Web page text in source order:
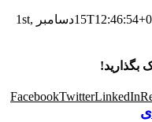
دسامبر 1st,
بگذارید!
FacebookTwitterLinkedIn